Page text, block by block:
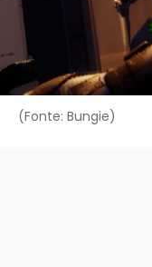
(Fonte: Bungie)